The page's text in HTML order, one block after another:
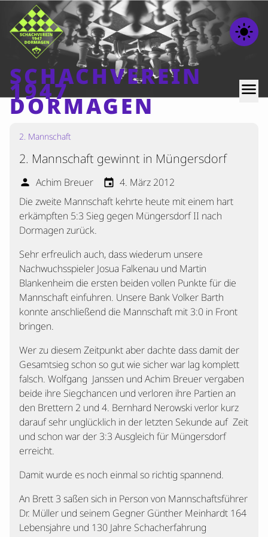
light_mode
SCHACHVEREIN
1947
DORMAGEN
menu
Home
Beiträge
Mannschaften
Ranglisten
Termine
Kontakt
2. Mannschaft
2. Mannschaft gewinnt in Müngersdorf
person Achim Breuer event 4. März 2012
Die zweite Mannschaft kehrte heute mit einem hart
erkämpften 5:3 Sieg gegen Müngersdorf II nach
Dormagen zurück.
Sehr erfreulich auch, dass wiederum unsere
Nachwuchsspieler Josua Falkenau und Martin
Blankenheim die ersten beiden vollen Punkte für die
Mannschaft einfuhren. Unsere Bank Volker Barth
konnte anschließend die Mannschaft mit 3:0 in Front
bringen.
Wer zu diesem Zeitpunkt aber dachte dass damit der
Gesamtsieg schon so gut wie sicher war lag komplett
falsch. Wolfgang Janssen und Achim Breuer vergaben
beide ihre Siegchancen und verloren ihre Partien an
den Brettern 2 und 4. Bernhard Nerowski verlor kurz
darauf sehr unglücklich in der letzten Sekunde auf Zeit
und schon war der 3:3 Ausgleich für Müngersdorf
erreicht.
Damit wurde es noch einmal so richtig spannend.
An Brett 3 saßen sich in Person von Mannschaftsführer
Dr. Müller und seinem Gegner Günther Meinhardt 164
Lebensjahre und 130 Jahre Schacherfahrung